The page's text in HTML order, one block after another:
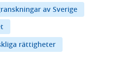
av Sverige
rättigheter